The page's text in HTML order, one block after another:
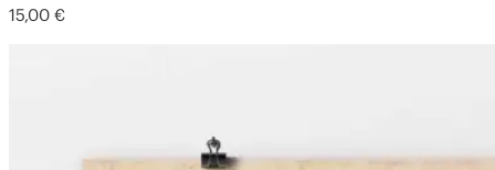
15,00 €